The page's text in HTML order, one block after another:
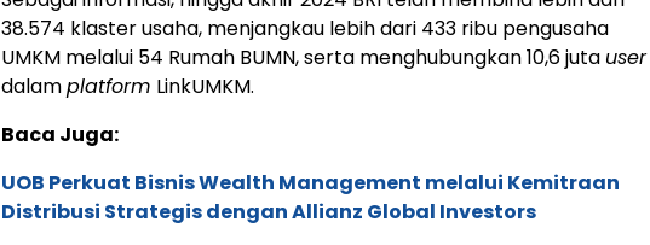
38.574 klaster usaha, menjangkau lebih dari 433 ribu pengusaha
UMKM melalui 54 Rumah BUMN, serta menghubungkan 10,6 juta user
dalamplatform LinkUMKM.
Baca Juga:
UOB Perkuat Bisnis Wealth Management melalui Kemitraan
Distribusi Strategis dengan Allianz Global Investors